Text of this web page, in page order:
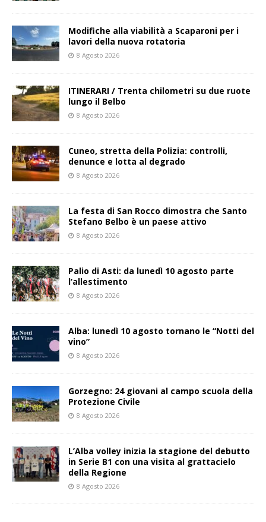
Modifiche alla viabilità a Scaparoni per i
lavori della nuova rotatoria
8 Agosto 2026
ITINERARI / Trenta chilometri su due ruote
lungo il Belbo
8 Agosto 2026
Cuneo, stretta della Polizia: controlli,
denunce e lotta al degrado
8 Agosto 2026
La festa di San Rocco dimostra che Santo
Stefano Belbo è un paese attivo
8 Agosto 2026
Palio di Asti: da lunedì 10 agosto parte
l’allestimento
8 Agosto 2026
Alba: lunedì 10 agosto tornano le “Notti del
vino”
8 Agosto 2026
Gorzegno: 24 giovani al campo scuola della
Protezione Civile
8 Agosto 2026
L’Alba volley inizia la stagione del debutto
in Serie B1 con una visita al grattacielo
della Regione
8 Agosto 2026